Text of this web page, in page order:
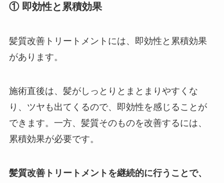
① 即効性と累積効果
髪質改善トリートメントには、即効性と累積効果
があります。
施術直後は、髪がしっとりとまとまりやすくな
り、ツヤも出てくるので、即効性を感じることが
できます。一方、髪質そのものを改善するには、
累積効果が必要です。
髪質改善トリートメントを継続的に行うことで、